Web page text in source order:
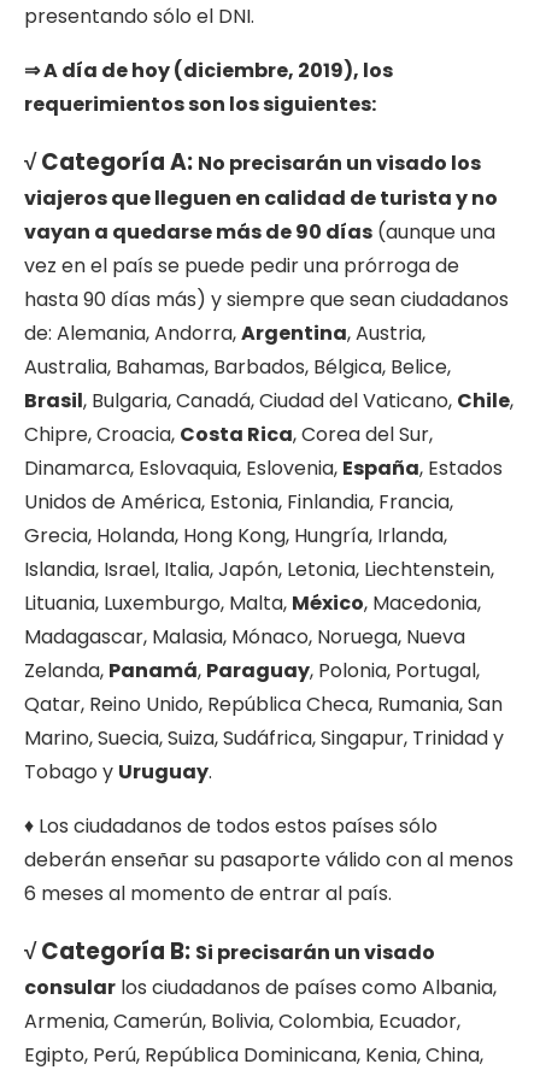
presentando sólo el DNI.
⇒ A día de hoy (diciembre, 2019), los
requerimientos son los siguientes:
√ Categoría A: No precisarán un visado los
viajeros que lleguen en calidad de turista y no
vayan a quedarse más de 90 días (aunque una
vez en el país se puede pedir una prórroga de
hasta 90 días más) y siempre que sean ciudadanos
de: Alemania, Andorra,Argentina, Austria,
Australia, Bahamas, Barbados, Bélgica, Belice,
Brasil, Bulgaria, Canadá, Ciudad del Vaticano, Chile,
Chipre, Croacia, Costa Rica, Corea del Sur,
Dinamarca, Eslovaquia, Eslovenia, España, Estados
Unidos de América, Estonia, Finlandia, Francia,
Grecia, Holanda, Hong Kong, Hungría, Irlanda,
Islandia, Israel, Italia, Japón, Letonia, Liechtenstein,
Lituania, Luxemburgo, Malta, México, Macedonia,
Madagascar, Malasia, Mónaco, Noruega, Nueva
Zelanda, Panamá, Paraguay, Polonia, Portugal,
Qatar, Reino Unido, República Checa, Rumania, San
Marino, Suecia, Suiza, Sudáfrica, Singapur, Trinidad y
Tobago y Uruguay.
♦ Los ciudadanos de todos estos países sólo
deberán enseñar su pasaporte válido con al menos
6 meses al momento de entrar al país.
√ Categoría B: Si precisarán un visado
consular los ciudadanos de países como Albania,
Armenia, Camerún, Bolivia, Colombia, Ecuador,
Egipto, Perú, República Dominicana, Kenia, China,